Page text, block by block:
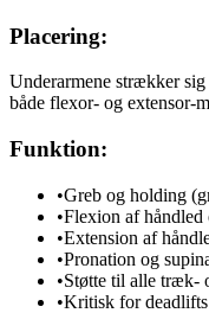
Placering:
Underarmene strækker
både flexor- og extensor-
Funktion:
•Greb og holding
•Flexion af håndled
•Extension af
•Pronation og
•Støtte til alle træk-
•Kritisk for